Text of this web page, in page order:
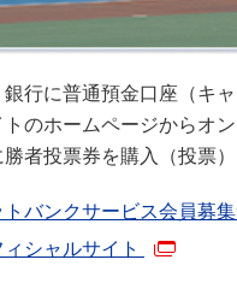
行に普通預金口座（キ
のホームページからオ
者投票券を購入（投票）
バンクサービス会員募集
シャルサイト